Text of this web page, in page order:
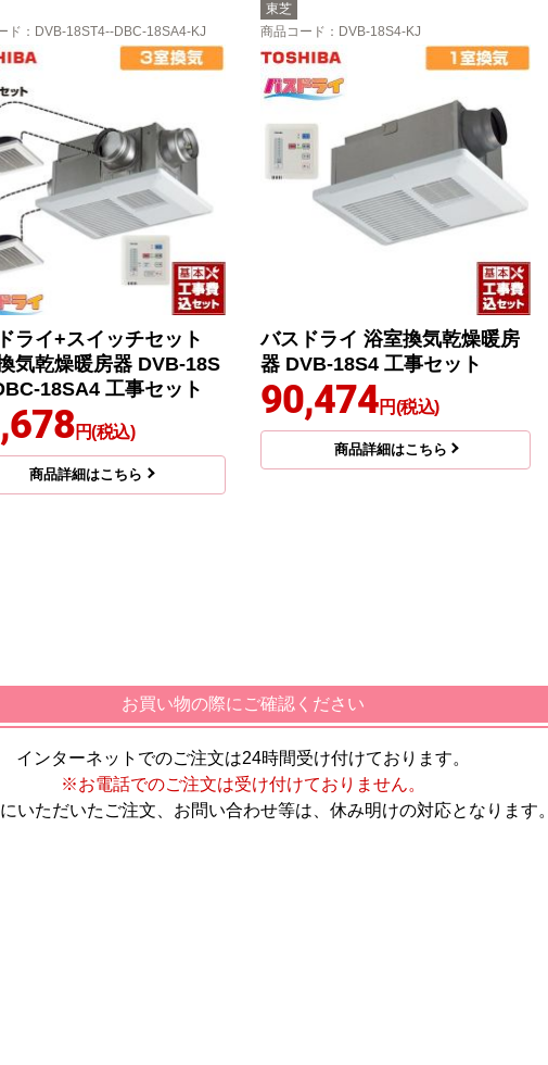
ド ：DVB-18ST4--DBC-18SA4-KJ
ライ+スイッチセット
気乾燥暖房器 DVB-18S
18SA4 工事セット
円(税込)
商品詳細はこちら
東芝
商品コード ：DVB-18S4-KJ
バスドライ 浴室換気乾燥暖房
器 DVB-18S4 工事セット
90,474円(税込)
商品詳細はこちら
お買い物の際にご確認ください
インターネットでのご注文は24時間受け付けております。
※お電話でのご注文は受け付けておりません。
いただいたご注文、お問い合わせ等は、休み明けの対応となります。